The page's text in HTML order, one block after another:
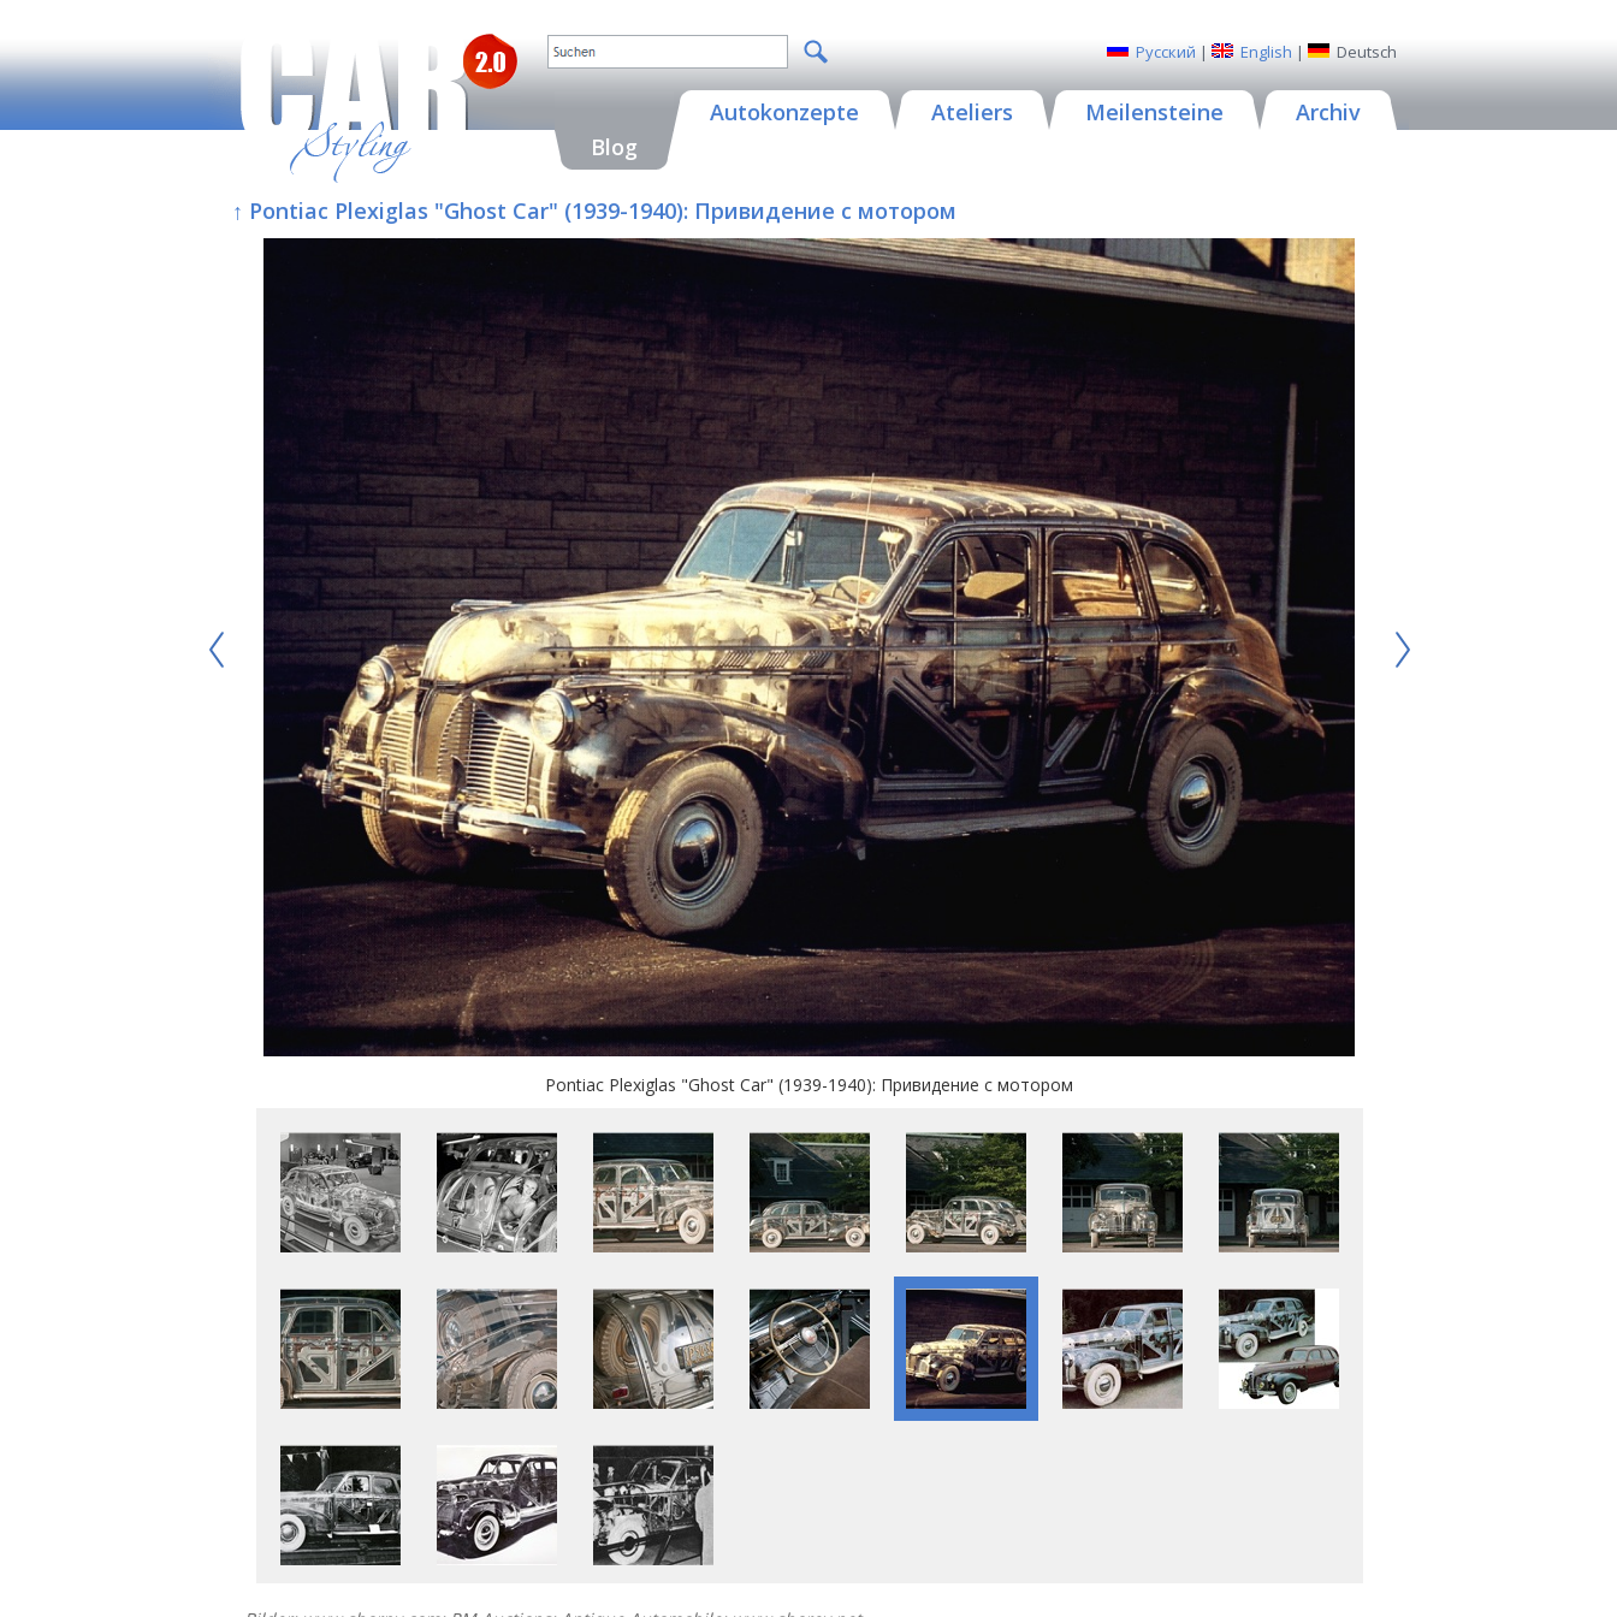
Русский | English | Deutsch
Blog
Autokonzepte Ateliers Meilensteine Archiv
↑ Pontiac Plexiglas "Ghost Car" (1939-1940): Привидение с мотором
Pontiac Plexiglas "Ghost Car" (1939-1940): Привидение с мотором